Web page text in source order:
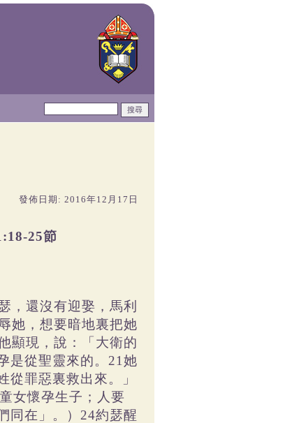
發佈日期: 2016年12月17日
25節
，還沒有迎娶，馬利
她，想要暗地裏把她
顯現，說：「大衛的
是從聖靈來的。21她
罪惡裏救出來。」
女懷孕生子；人要
同在」。）24約瑟醒